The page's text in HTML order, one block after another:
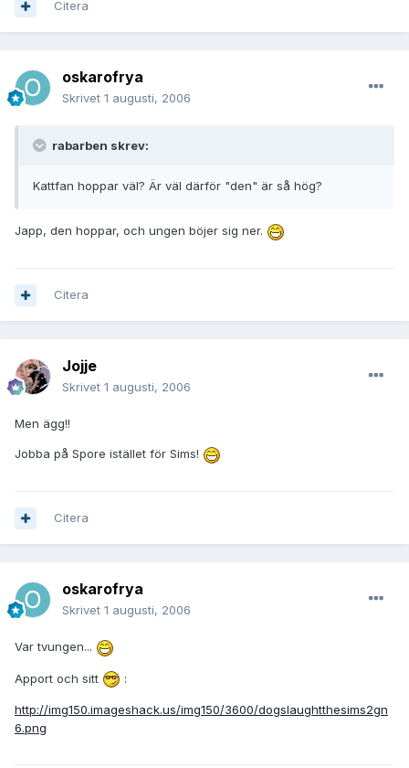
Citera
oskarofrya
Skrivet 1 augusti, 2006
rabarben skrev:
Kattfan hoppar väl? Är väl därför "den" är så hög?
Japp, den hoppar, och ungen böjer sig ner.
Citera
Jojje
Skrivet 1 augusti, 2006
Men ägg!!
Jobba på Spore istället för Sims!
Citera
oskarofrya
Skrivet 1 augusti, 2006
Var tvungen...
Apport och sitt :
http://img150.imageshack.us/img150/3600/dogslaughtthesims2gn
6.png